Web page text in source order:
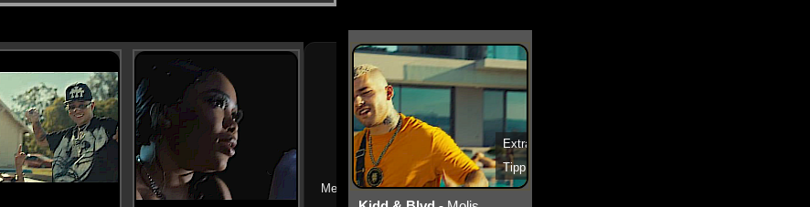
➔
Mehr neue Vids ansehen
Extra
Tipp